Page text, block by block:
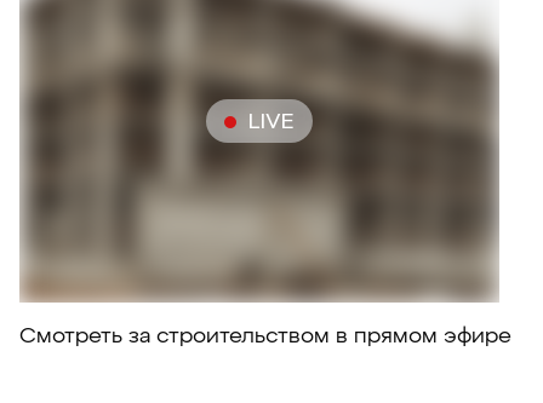
LIVE
Смотреть за строительством в прямом эфире